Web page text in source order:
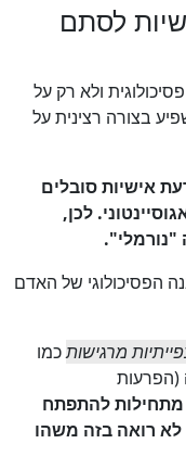
לסתם
ולא רק על
בצורה רצינית על
אישיות סובלים
לכן,
הפסיכולוגי של האדם
מרגישותכמו
(הפרעות
מתחילות להתפתח
רואה בזה משהו